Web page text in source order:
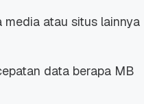
atau situs lainnya
data berapa MB